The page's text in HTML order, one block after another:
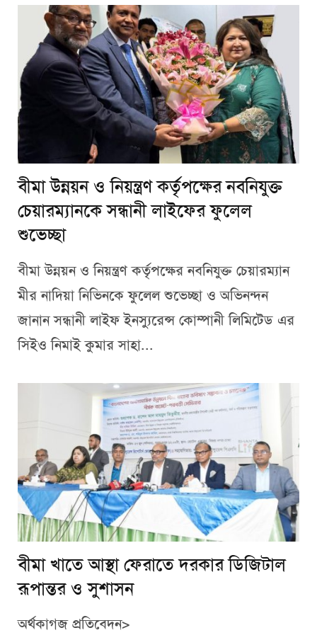
বীমা উন্নয়ন ও নিয়ন্ত্রণ কর্তৃপক্ষের নবনিযুক্ত
চেয়ারম্যানকে সন্ধানী লাইফের ফুলেল
শুভেচ্ছা
বীমা উন্নয়ন ও নিয়ন্ত্রণ কর্তৃপক্ষের নবনিযুক্ত চেয়ারম্যান
মীর নাদিয়া নিভিনকে ফুলেল শুভেচ্ছা ও অভিনন্দন
জানান সন্ধানী লাইফ ইনস্যুরেন্স কোম্পানী লিমিটেড এর
সিইও নিমাই কুমার সাহা...
বীমা খাতে আস্থা ফেরাতে দরকার ডিজিটাল
রূপান্তর ও সুশাসন
অর্থকাগজ প্রতিবেদন>